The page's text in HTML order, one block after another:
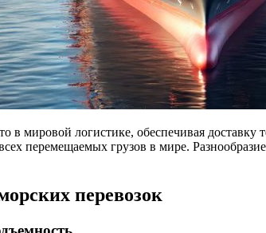
в мировой логистике, обеспечивая
перемещаемых грузов в мире.
перевозок